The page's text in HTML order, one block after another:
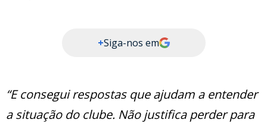
+Siga-nos em
“E consegui respostas que ajudam a entender
a situação do clube. Não justifica perder para